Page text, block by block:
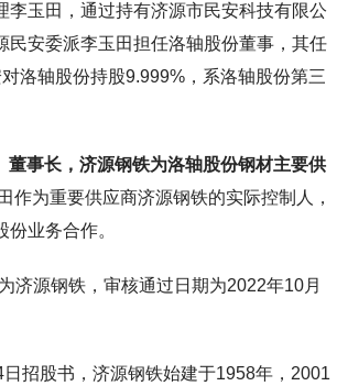
玉田，通过持有济源市民安科技有限公
民安委派李玉田担任洛轴股份董事，其任
洛轴股份持股9.999%，系洛轴股份第三
董事长，济源钢铁为洛轴股份钢材主要供
为重要供应商济源钢铁的实际控制人，
业务合作。
济源钢铁，审核通过日期为2022年10月
招股书，济源钢铁始建于1958年，2001